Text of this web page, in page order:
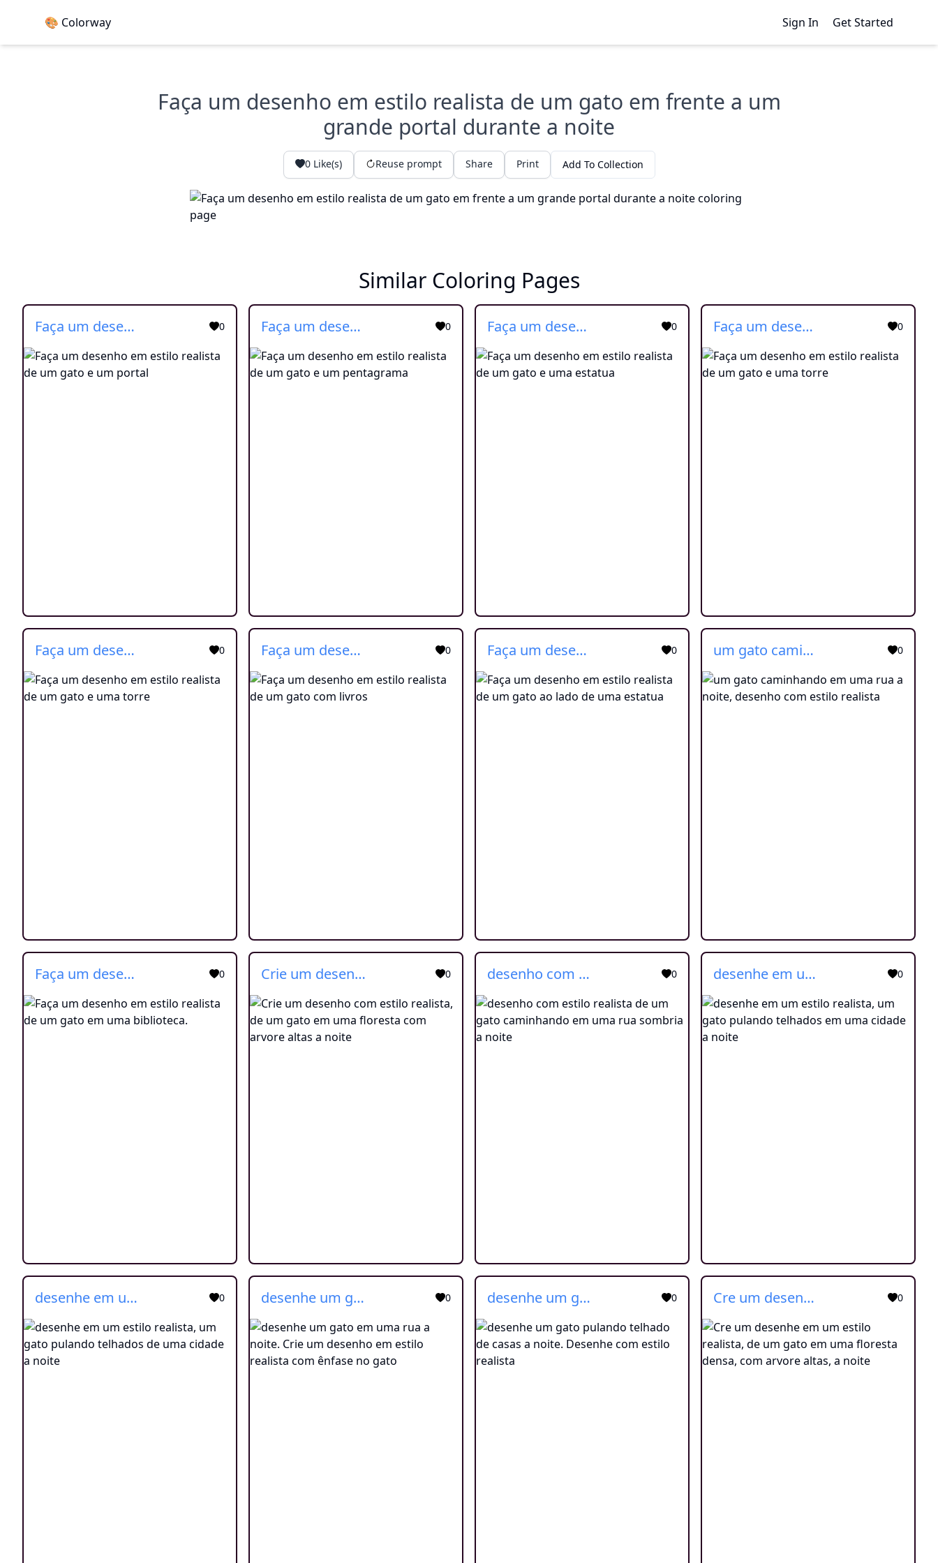
🎨 Colorway Sign In Get Started
Faça um desenho em estilo realista de um gato em frente a um
grande portal durante a noite
0Like(s) Reuse prompt Share Print Add To Collection
Similar Coloring Pages
Faça um desenho em estilo realista de um gato e um portal 0 Faça um desenho em estilo realista de um gato e um pentagrama 0 Faça um desenho em estilo realista de um gato e uma estatua 0 Faça um desenho em estilo realista de um gato e uma torre 0
Faça um desenho em estilo realista de um gato e uma torre 0 Faça um desenho em estilo realista de um gato com livros 0 Faça um desenho em estilo realista de um gato ao lado de uma estatua 0 um gato caminhando em uma rua a noite, desenho com estilo realista 0
Faça um desenho em estilo realista de um gato em uma biblioteca. 0 Crie um desenho com estilo realista, de um gato em uma floresta com arvore altas a noite 0 desenho com estilo realista de um gato caminhando em uma rua sombria a noite 0 desenhe em um estilo realista, um gato pulando telhados em uma cidade a noite 0
desenhe em um estilo realista, um gato pulando telhados de uma cidade a noite 0 desenhe um gato em uma rua a noite. Crie um desenho em estilo realista com ênfase no gato 0 desenhe um gato pulando telhado de casas a noite. Desenhe com estilo realista 0 Cre um desenhe em um estilo realista, de um gato em uma floresta densa, com arvore altas, a noite 0